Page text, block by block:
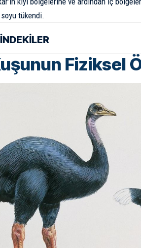
tükendi.
Fiziksel